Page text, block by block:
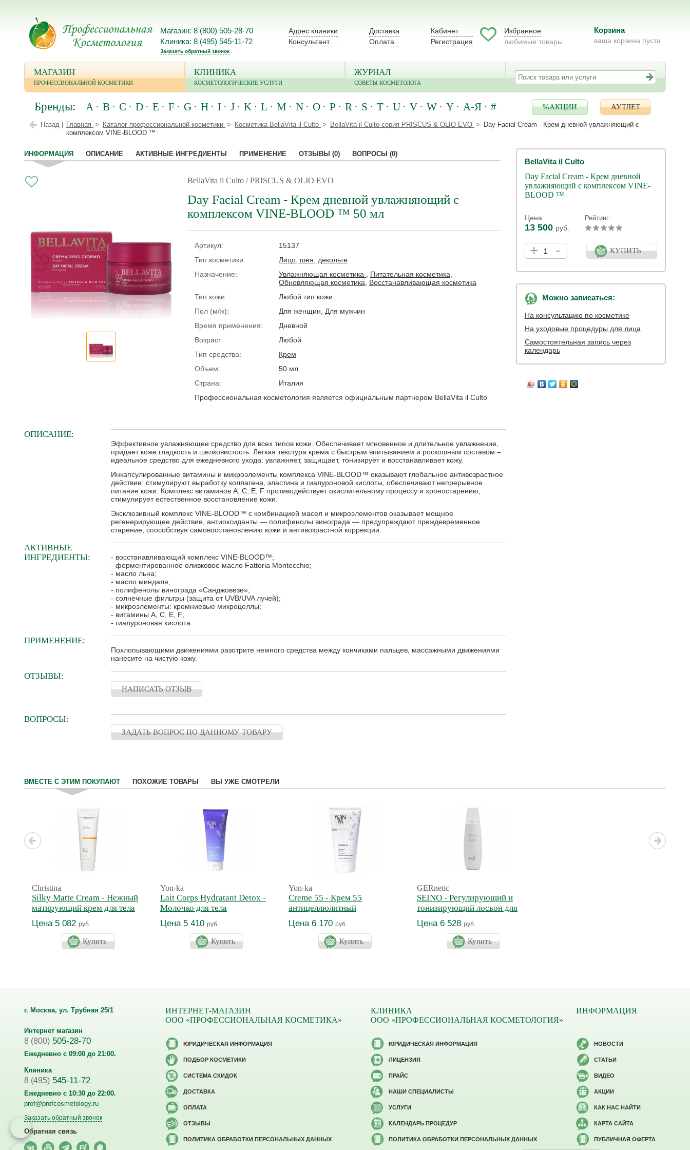
Магазин: 8 (800) 505-28-70
Клиника: 8 (495) 545-11-72
Заказать обратный звонок
Адрес клиники
Консультант
Доставка
Оплата
Кабинет
Регистрация
Избранное
любимые товары
Корзина
ваша корзина пуста
МАГАЗИН
ПРОФЕССИОНАЛЬНОЙ КОСМЕТИКИ
КЛИНИКА
КОСМЕТОЛОГИЧЕСКИЕ УСЛУГИ
ЖУРНАЛ
СОВЕТЫ КОСМЕТОЛОГА
Бренды: A B C D E F G H I J K L M N O P R S T U V W Y А-Я # %АКЦИИ АУТЛЕТ
Назад | Главная Каталог профессиональной косметики Косметика BellaVita il Culto BellaVita il Culto серия PRISCUS & OLIO EVO
Day Facial Cream - Крем дневной увлажняющий с
комплексом VINE-BLOOD ™
ИНФОРМАЦИЯ ОПИСАНИЕ АКТИВНЫЕ ИНГРЕДИЕНТЫ ПРИМЕНЕНИЕ ОТЗЫВЫ (0) ВОПРОСЫ (0)
BellaVita il Culto / PRISCUS & OLIO EVO
Day Facial Cream - Крем дневной увлажняющий с
комплексом VINE-BLOOD ™ 50 мл
Артикул:
15137
Тип косметики:
Лицо, шея, декольте
Назначение:
Увлажняющая косметика Питательная косметика
Обновляющая косметика
Восстанавливающая косметика
Тип кожи:
Любой тип кожи
Пол (м/ж):
Для женщин, Для мужчин
Время применения:
Дневной
Возраст:
Любой
Тип средства:
Крем
Объем:
50 мл
Страна:
Италия
Профессиональная косметология является официальным партнером BellaVita il Culto
BellaVita il Culto
Day Facial Cream - Крем дневной
увлажняющий с комплексом VINE-
BLOOD ™
Цена:
13 500 руб.
Рейтинг:
+ - КУПИТЬ
Можно записаться:
На консультацию по косметике
На уходовые процедуры для лица
Самостоятельная запись через
календарь
ОПИСАНИЕ:
Эффективное увлажняющее средство для всех типов кожи. Обеспечивает мгновенное и длительное увлажнение,
придает коже гладкость и шелковистость. Легкая текстура крема с быстрым впитыванием и роскошным составом –
идеальное средство для ежедневного ухода: увлажняет, защищает, тонизирует и восстанавливает кожу.
Инкапсулированные витамины и микроэлементы комплекса VINE-BLOOD™ оказывают глобальное антивозрастное
действие: стимулируют выработку коллагена, эластина и гиалуроновой кислоты, обеспечивают непрерывное
питание кожи. Комплекс витаминов A, C, E, F противодействует окислительному процессу и хроностарению,
стимулирует естественное восстановление кожи.
Эксклюзивный комплекс VINE-BLOOD™ с комбинацией масел и микроэлементов оказывает мощное
регенерирующее действие, антиоксиданты — полифенолы винограда — предупреждают преждевременное
старение, способствуя самовосстановлению кожи и антивозрастной коррекции.
АКТИВНЫЕ
ИНГРЕДИЕНТЫ:
- восстанавливающий комплекс VINE-BLOOD™;
- ферментированное оливковое масло Fattoria Montecchio;
- масло льна;
- масло миндаля;
- полифенолы винограда «Санджовезе»;
- солнечные фильтры (защита от UVB/UVA лучей);
- микроэлементы: кремниевые микроцеллы;
- витамины A, C, E, F;
- гиалуроновая кислота.
ПРИМЕНЕНИЕ:
Похлопывающими движениями разотрите немного средства между кончиками пальцев, массажными движениями
нанесите на чистую кожу.
ОТЗЫВЫ:
НАПИСАТЬ ОТЗЫВ
ВОПРОСЫ:
ЗАДАТЬ ВОПРОС ПО ДАННОМУ ТОВАРУ
ВМЕСТЕ С ЭТИМ ПОКУПАЮТ ПОХОЖИЕ ТОВАРЫ ВЫ УЖЕ СМОТРЕЛИ
Christina
Silky Matte Cream - Нежный
матирующий крем для тела
Цена 5 082 руб.
Купить
Yon-ka
Lait Corps Hydratant Detox -
Молочко для тела
увлажняющее Прованс
Цена 5 410 руб.
Купить
Yon-ka
Creme 55 - Крем 55
антицеллюлитный
Цена 6 170 руб.
Купить
GERnetic
SEINO - Регулирующий и
тонизирующий лосьон для
бюста СЕЙНО
Цена 6 528 руб.
Купить
г. Москва, ул. Трубная 25/1
Интернет магазин
8 (800) 505-28-70
Ежедневно с 09:00 до 21:00.
Клиника
8 (495) 545-11-72
Ежедневно с 10:30 до 22:00.
prof@profcosmetology.ru
Заказать обратный звонок
Обратная связь
ИНТЕРНЕТ-МАГАЗИН
ООО «ПРОФЕССИОНАЛЬНАЯ КОСМЕТИКА»
ЮРИДИЧЕСКАЯ ИНФОРМАЦИЯ
ПОДБОР КОСМЕТИКИ
CИСТЕМА СКИДОК
ДОСТАВКА
ОПЛАТА
ОТЗЫВЫ
ПОЛИТИКА ОБРАБОТКИ ПЕРСОНАЛЬНЫХ ДАННЫХ
КЛИНИКА
ООО «ПРОФЕССИОНАЛЬНАЯ КОСМЕТОЛОГИЯ»
ЮРИДИЧЕСКАЯ ИНФОРМАЦИЯ
ЛИЦЕНЗИЯ
ПРАЙС
НАШИ СПЕЦИАЛИСТЫ
УСЛУГИ
КАЛЕНДАРЬ ПРОЦЕДУР
ПОЛИТИКА ОБРАБОТКИ ПЕРСОНАЛЬНЫХ ДАННЫХ
ИНФОРМАЦИЯ
НОВОСТИ
СТАТЬИ
ВИДЕО
АКЦИИ
КАК НАС НАЙТИ
КАРТА САЙТА
ПУБЛИЧНАЯ ОФЕРТА